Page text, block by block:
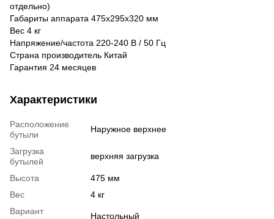
отдельно)
Габариты аппарата 475х295х320 мм
Вес 4 кг
Напряжение/частота 220-240 В / 50 Гц
Страна производитель Китай
Гарантия 24 месяцев
Характеристики
Расположение
бутыли
Наружное верхнее
Загрузка
бутылей
верхняя загрузка
Высота
475 мм
Вес
4 кг
Вариант
Настольный